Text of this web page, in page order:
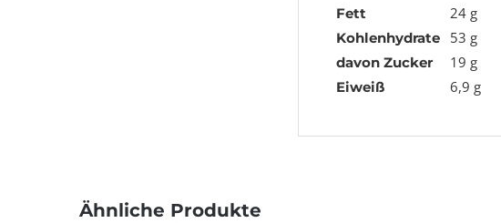
Fett 24 g
Kohlenhydrate 53 g
davon Zucker 19 g
Eiweiß 6,9 g
Ähnliche Produkte